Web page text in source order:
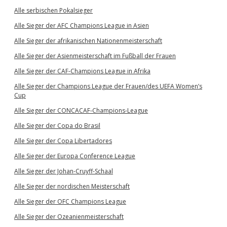
Alle serbischen Pokalsieger
Alle Sieger der AFC Champions League in Asien
Alle Sieger der afrikanischen Nationenmeisterschaft
Alle Sieger der Asienmeisterschaft im Fußball der Frauen
Alle Sieger der CAF-Champions League in Afrika
Alle Sieger der Champions League der Frauen/des UEFA Women’s
Cup
Alle Sieger der CONCACAF-Champions-League
Alle Sieger der Copa do Brasil
Alle Sieger der Copa Libertadores
Alle Sieger der Europa Conference League
Alle Sieger der Johan-Cruyff-Schaal
Alle Sieger der nordischen Meisterschaft
Alle Sieger der OFC Champions League
Alle Sieger der Ozeanienmeisterschaft